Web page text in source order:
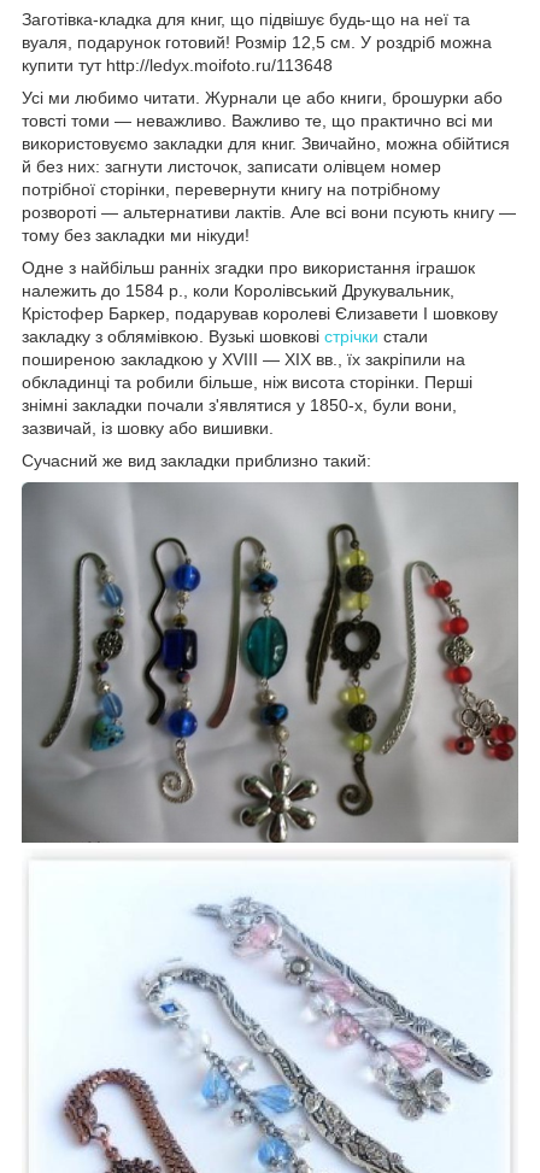
Заготівка-кладка для книг, що підвішує будь-що на неї та
вуаля, подарунок готовий! Розмір 12,5 см. У роздріб можна
купити тут http://ledyx.moifoto.ru/113648
Усі ми любимо читати. Журнали це або книги, брошурки або
товсті томи — неважливо. Важливо те, що практично всі ми
використовуємо закладки для книг. Звичайно, можна обійтися
й без них: загнути листочок, записати олівцем номер
потрібної сторінки, перевернути книгу на потрібному
розвороті — альтернативи лактів. Але всі вони псують книгу —
тому без закладки ми нікуди!
Одне з найбільш ранніх згадки про використання іграшок
належить до 1584 р., коли Королівський Друкувальник,
Крістофер Баркер, подарував королеві Єлизавети I шовкову
закладку з облямівкою. Вузькі шовкові стрічки стали
поширеною закладкою у XVIII — XIX вв., їх закріпили на
обкладинці та робили більше, ніж висота сторінки. Перші
знімні закладки почали з'являтися у 1850-х, були вони,
зазвичай, із шовку або вишивки.
Сучасний же вид закладки приблизно такий: